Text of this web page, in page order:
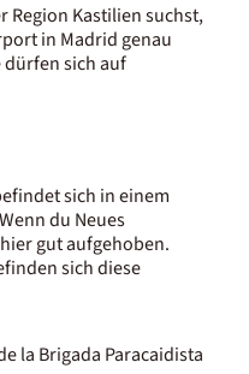
Region Kastilien suchst,
in Madrid genau
sich auf
sich in einem
du Neues
gut aufgehoben.
sich diese
la Brigada Paracaidista